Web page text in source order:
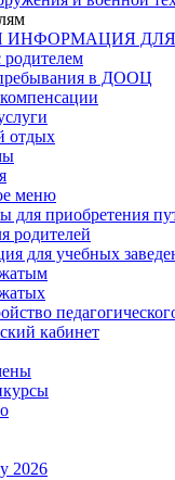
ИНФОРМАЦИЯ ДЛЯ
родителем
в ДООЦ
отдых
меню
для приобретения
родителей
для учебных
кабинет
2026